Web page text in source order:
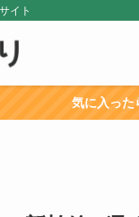
イト
ったらブックマークか